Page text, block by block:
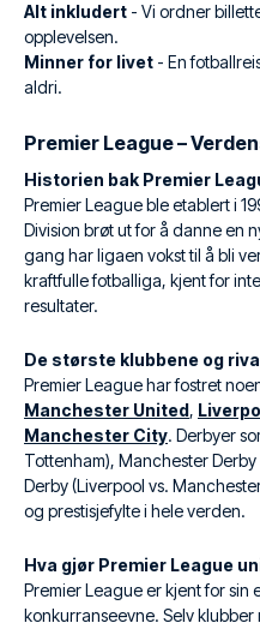
Alt inkludert - Vi ordner
opplevelsen.
Minner for livet - En
aldri.
Premier League –
Historien bak Premier
Premier League ble etablert i
Division brøt ut for å danne en
gang har ligaen vokst til å bli
kraftfulle fotballiga, kjent for
resultater.
De største klubbene og
Premier League har fostret
Manchester United,
Manchester City. Derbyer
Tottenham), Manchester
Derby (Liverpool vs.
og prestisjefylte i hele verden.
Hva gjør Premier League
Premier League er kjent for sin
konkurranseevne. Selv